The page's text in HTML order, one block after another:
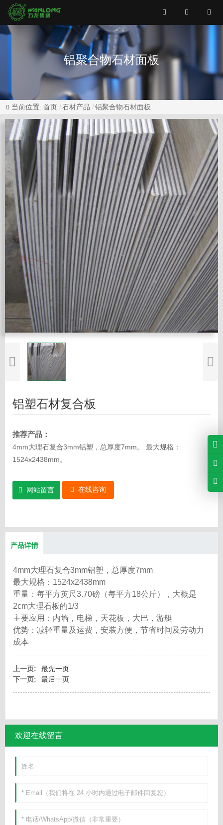
铝聚合物石材面板
当前位置: 首页 石材产品 铝聚合物石材面板
铝塑石材复合板
推荐产品：
4mm大理石复合3mm铝塑，总厚度7mm。 最大规格：
1524x2438mm。
网站留言 在线咨询
产品详情
4mm大理石复合3mm铝塑，总厚度7mm
最大规格：1524x2438mm
重量：每平方英尺3.70磅（每平方18公斤），大概是
2cm大理石板的1/3
主要应用：内墙，电梯，天花板，大巴，游艇
优势：减轻重量及运费，安装方便，节省时间及劳动力
成本
上一页:
最先一页
下一页:
最后一页
欢迎在线留言